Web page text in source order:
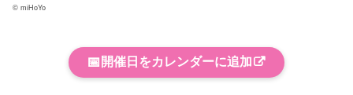
© miHoYo
📅 開催日をカレンダーに追加